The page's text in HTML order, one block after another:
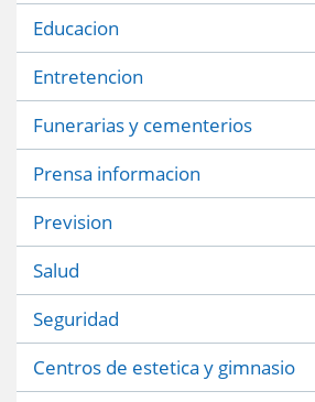
Educacion
Entretencion
Funerarias y cementerios
Prensa informacion
Prevision
Salud
Seguridad
Centros de estetica y gimnasio